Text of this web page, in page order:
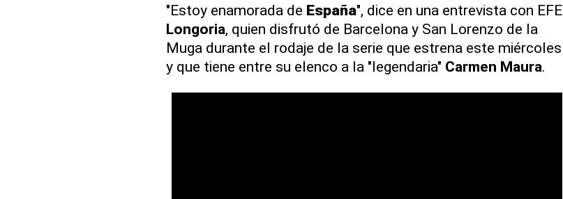
"Estoy enamorada de España", dice en una entrevista con EFE
Longoria, quien disfrutó de Barcelona y San Lorenzo de la
Muga durante el rodaje de la serie que estrena este miércoles
y que tiene entre su elenco a la "legendaria" Carmen Maura.